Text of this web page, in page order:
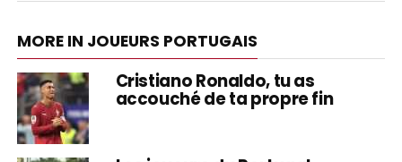
MORE IN JOUEURS PORTUGAIS
Cristiano Ronaldo, tu as
accouché de ta propre fin